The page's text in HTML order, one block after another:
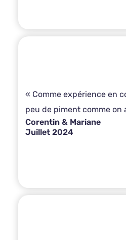
« Comme expérience en
peu de piment comme on
Corentin & Mariane
Juillet 2024